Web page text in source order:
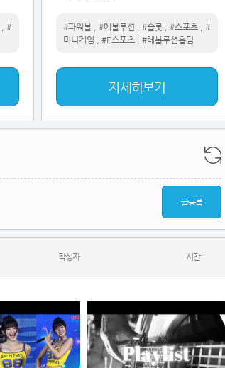
#
#파워볼 #에볼루션 #슬롯 #스포츠
#
미니게임
#E스포츠 #레볼루션홀덤
자세히보기
글등록
작성자 시간